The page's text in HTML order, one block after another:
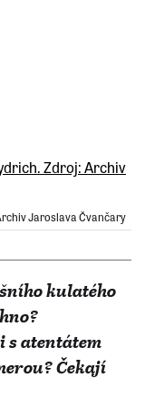
Jaroslava Čvančary
kulatého
s atentátem
Čekají